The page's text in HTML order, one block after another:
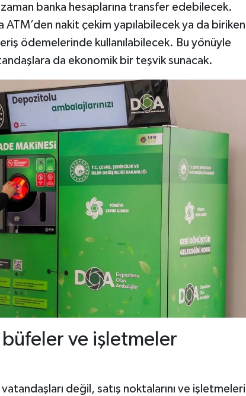
zaman banka hesaplarına transfer edebilecek.
ATM’den nakit çekim yapılabilecek ya da biriken
ödemelerinde kullanılabilecek. Bu yönüyle
da ekonomik bir teşvik sunacak.
ve işletmeler
değil, satış noktalarını ve işletmeleri